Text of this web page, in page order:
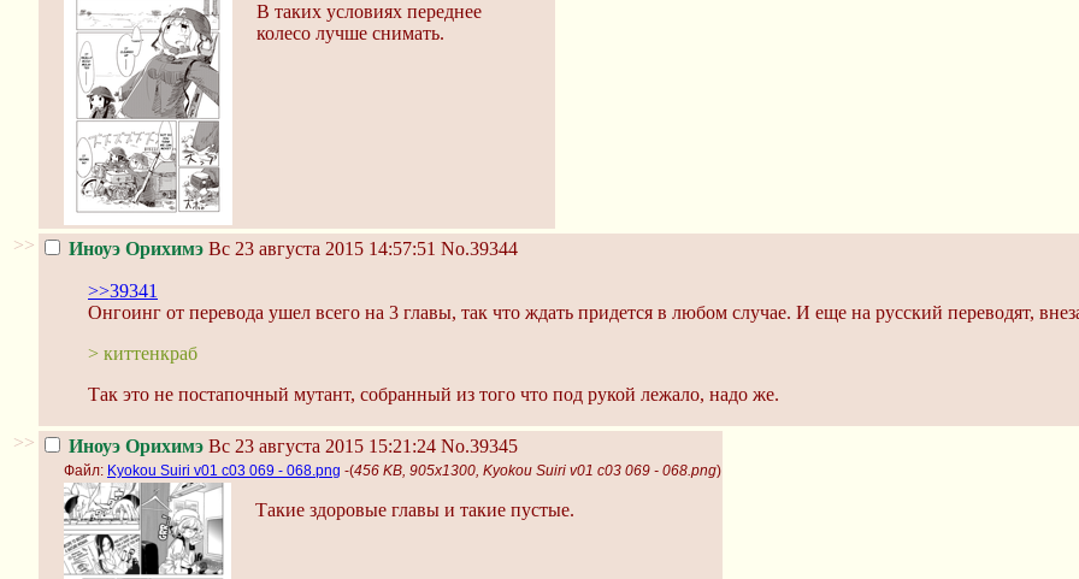
В таких условиях переднее
колесо лучше снимать.
>> Иноуэ Орихимэ Вс 23 августа 2015 14:57:51 No.39344
>>39341
Онгоинг от перевода ушел всего на 3 главы, так что ждать придется в любом случае. И еще на русский переводят,
> киттенкраб
Так это не постапочный мутант, собранный из того что под рукой лежало, надо же.
>> Иноуэ Орихимэ Вс 23 августа 2015 15:21:24 No.39345
Файл: Kyokou Suiri v01 c03 069 - 068.png -(456 KB, 905x1300, Kyokou Suiri v01 c03 069 - 068.png)
Такие здоровые главы и такие пустые.